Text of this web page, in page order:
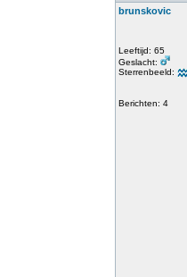
brunskovic
Leeftijd: 65
Geslacht:
Sterrenbeeld:
Berichten: 4